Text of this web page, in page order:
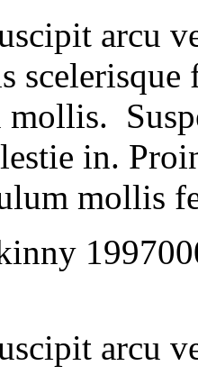
arcu
in.
mollis
arcu